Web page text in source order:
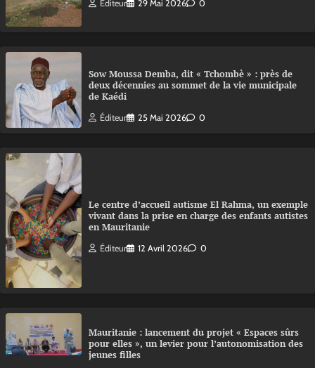
Éditeur 29 Mai 2026 0
Sow Moussa Demba, dit « Tchombè » : près de
deux décennies au sommet de la vie municipale
de Kaédi
Éditeur 25 Mai 2026 0
Le centre d’accueil autisme El Rahma, un exemple
vivant dans la prise en charge des enfants autistes
en Mauritanie
Éditeur 12 Avril 2026 0
Mauritanie : lancement du projet « Espaces sûrs
pour elles », un levier pour l’autonomisation des
jeunes filles